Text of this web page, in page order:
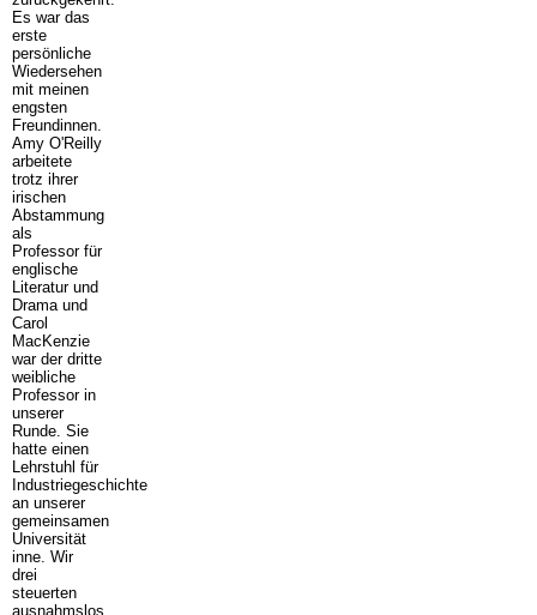
Es war das
erste
persönliche
Wiedersehen
mit meinen
engsten
Freundinnen.
Amy O'Reilly
arbeitete
trotz ihrer
irischen
Abstammung
als
Professor für
englische
Literatur und
Drama und
Carol
MacKenzie
war der dritte
weibliche
Professor in
unserer
Runde. Sie
hatte einen
Lehrstuhl für
Industriegeschichte
an unserer
gemeinsamen
Universität
inne. Wir
drei
steuerten
ausnahmslos